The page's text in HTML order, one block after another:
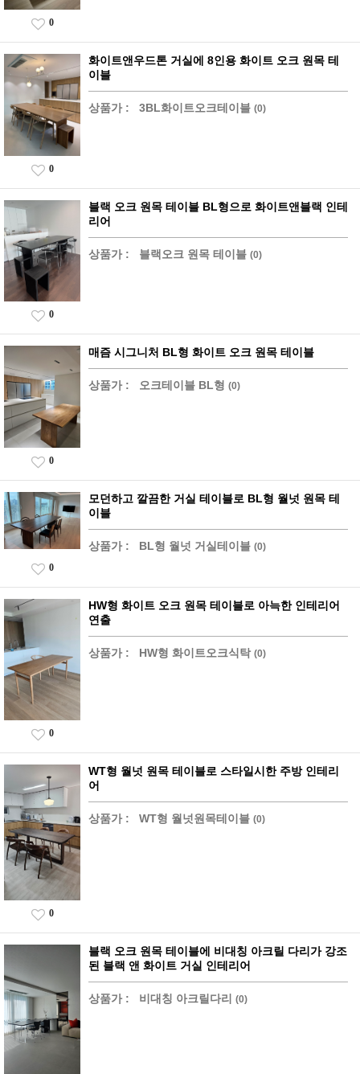
0
화이트앤우드톤 거실에 8인용 화이트 오크 원목 테
이블
상품가 : 3BL화이트오크테이블 (0)
0
블랙 오크 원목 테이블 BL형으로 화이트앤블랙 인테
리어
상품가 : 블랙오크 원목 테이블 (0)
0
매즘 시그니처 BL형 화이트 오크 원목 테이블
상품가 : 오크테이블 BL형 (0)
0
모던하고 깔끔한 거실 테이블로 BL형 월넛 원목 테
이블
상품가 : BL형 월넛 거실테이블 (0)
0
HW형 화이트 오크 원목 테이블로 아늑한 인테리어
연출
상품가 : HW형 화이트오크식탁 (0)
0
WT형 월넛 원목 테이블로 스타일시한 주방 인테리
어
상품가 : WT형 월넛원목테이블 (0)
0
블랙 오크 원목 테이블에 비대칭 아크릴 다리가 강조
된 블랙 앤 화이트 거실 인테리어
상품가 : 비대칭 아크릴다리 (0)